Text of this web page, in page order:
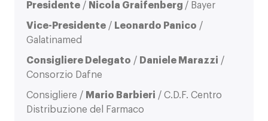
Presidente / Nicola Graifenberg / Bayer
Vice-Presidente / Leonardo Panico /
Galatinamed
Consigliere Delegato / Daniele Marazzi /
Consorzio Dafne
Consigliere / Mario Barbieri / C.D.F. Centro
Distribuzione del Farmaco